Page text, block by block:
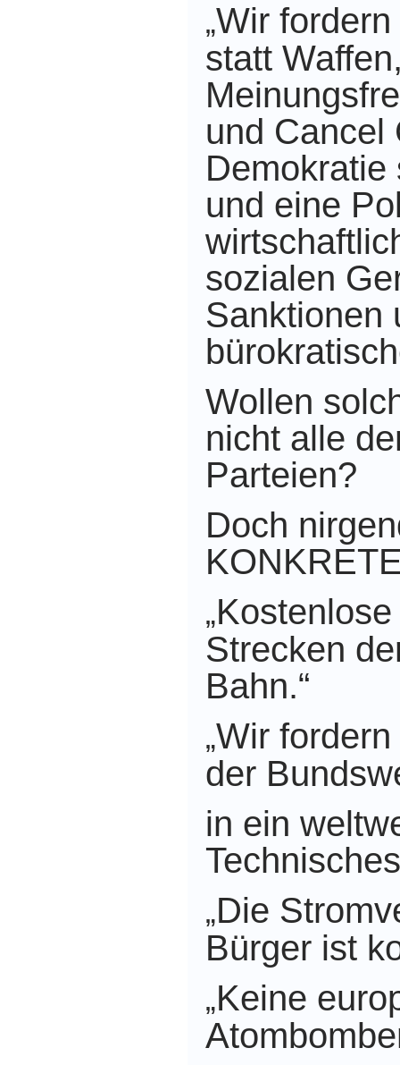
„Wir
statt
und Cancel
Demokratie
und eine
sozialen
Sanktionen
Wollen
nicht alle
Parteien?
Doch
„
Strecken
Bahn.“
„Wir
der
in ein
„Die
Bürger ist
„Keine